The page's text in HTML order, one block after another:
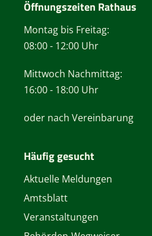
Öffnungszeiten Rathaus
Montag bis Freitag:
08:00 - 12:00 Uhr
Mittwoch Nachmittag:
16:00 - 18:00 Uhr
oder nach Vereinbarung
Häufig gesucht
Aktuelle Meldungen
Amtsblatt
Veranstaltungen